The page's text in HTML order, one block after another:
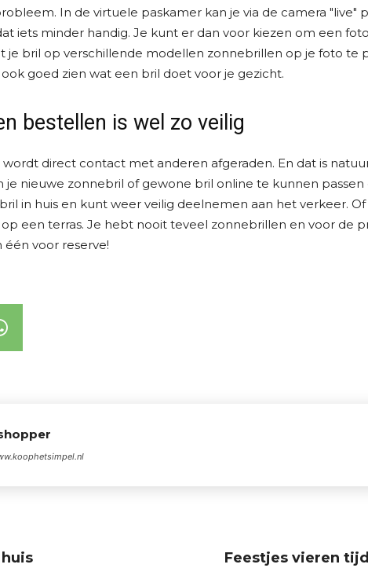
In de virtuele paskamer kan je via de camera "live"
iets minder handig. Je kunt er dan voor kiezen om een
je bril op verschillende modellen zonnebrillen op je foto te
goed zien wat een bril doet voor je gezicht.
bestellen is wel zo veilig
wordt direct contact met anderen afgeraden. En dat is
je nieuwe zonnebril of gewone bril online te kunnen
in huis en kunt weer veilig deelnemen aan het verkeer.
een terras. Je hebt nooit teveel zonnebrillen en voor de
voor reserve!
Feestjes vieren